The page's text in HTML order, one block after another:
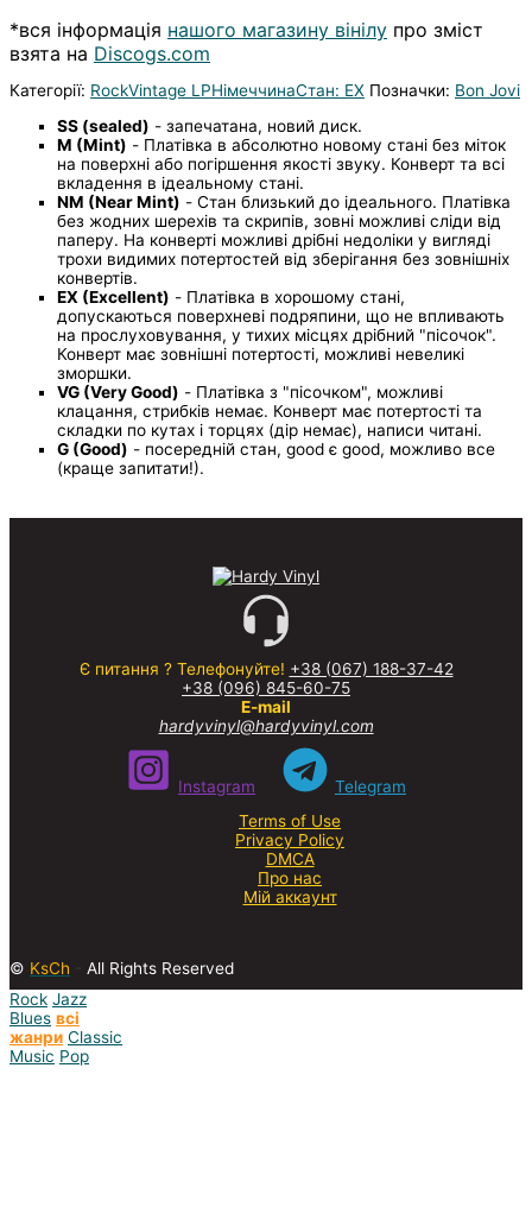
*вся інформація нашого магазину вінілу про зміст
взята на Discogs.com
Категорії: RockVintage LPНімеччинаСтан: EX Позначки: Bon Jovi
SS (sealed) - запечатана, новий диск.
M (Mint) - Платівка в абсолютно новому стані без міток
на поверхні або погіршення якості звуку. Конверт та всі
вкладення в ідеальному стані.
NM (Near Mint) - Стан близький до ідеального. Платівка
без жодних шерехів та скрипів, зовні можливі сліди від
паперу. На конверті можливі дрібні недоліки у вигляді
трохи видимих потертостей від зберігання без зовнішніх
конвертів.
EX (Excellent) - Платівка в хорошому стані,
допускаються поверхневі подряпини, що не впливають
на прослуховування, у тихих місцях дрібний "пісочок".
Конверт має зовнішні потертості, можливі невеликі
зморшки.
VG (Very Good) - Платівка з "пісочком", можливі
клацання, стрибків немає. Конверт має потертості та
складки по кутах і торцях (дір немає), написи читані.
G (Good) - посередній стан, good є good, можливо все
(краще запитати!).
Є питання ? Телефонуйте! +38 (067) 188-37-42
+38 (096) 845-60-75
E-mail
hardyvinyl@hardyvinyl.com
Instagram
Telegram
Terms of Use
Privacy Policy
DMCA
Про нас
Мій аккаунт
© KsCh
All Rights Reserved
Rock Jazz
Blues всі
жанри Classic
Music Pop